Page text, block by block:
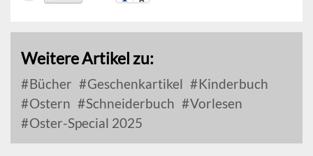
Weitere Artikel zu:
Bücher Geschenkartikel
Kinderbuch
Ostern
Schneiderbuch
Vorlesen
Oster-Special 2025